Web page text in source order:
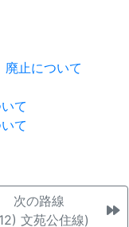
廃止について
て
て
次の路線
文苑公住線)